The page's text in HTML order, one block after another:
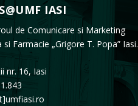
IASI
de Comunicare si Marketing
Farmacie „Grigore T. Popa” Iasi.
nr. 16, Iasi